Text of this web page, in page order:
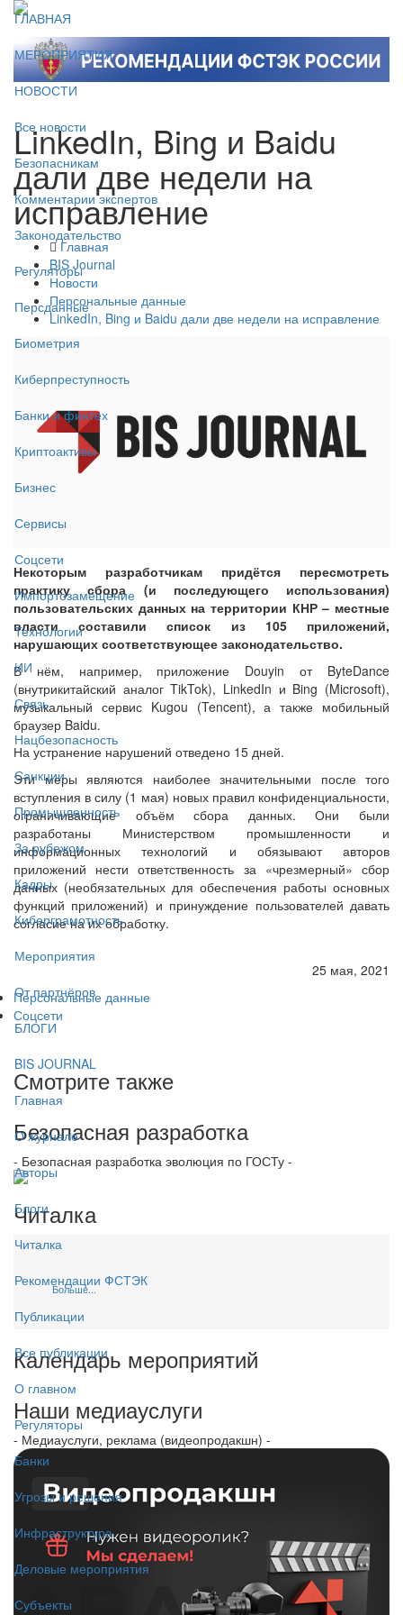
ГЛАВНАЯ
МЕРОПРИЯТИЯ
НОВОСТИ
Все новости
Безопасникам
Комментарии экспертов
Законодательство
Регуляторы
Персданные
Биометрия
Киберпреступность
Банки и финтех
Криптоактивы
Бизнес
Сервисы
Соцсети
Импортозамещение
Технологии
ИИ
Связь
Нацбезопасность
Санкции
Промышленность
За рубежом
Кадры
Киберграмотность
Мероприятия
От партнёров
БЛОГИ
BIS JOURNAL
Главная
О журнале
Авторы
Блоги
Читалка
Рекомендации ФСТЭК
Публикации
Все публикации
О главном
Регуляторы
Банки
Угрозы и решения
Инфраструктура
Деловые мероприятия
Субъекты
LinkedIn, Bing и Baidu
дали две недели на
исправление
Главная
BIS Journal
Новости
Персональные данные
LinkedIn, Bing и Baidu дали две недели на исправление
Некоторым разработчикам придётся пересмотреть
практику сбора (и последующего использования)
пользовательских данных на территории КНР – местные
власти составили список из 105 приложений,
нарушающих соответствующее законодательство.
В нём, например, приложение Douyin от ByteDance
(внутрикитайский аналог TikTok), LinkedIn и Bing (Microsoft),
музыкальный сервис Kugou (Tencent), а также мобильный
браузер Baidu.
На устранение нарушений отведено 15 дней.
Эти меры являются наиболее значительными после того
вступления в силу (1 мая) новых правил конфиденциальности,
ограничивающие объём сбора данных. Они были
разработаны Министерством промышленности и
информационных технологий и обязывают авторов
приложений нести ответственность за «чрезмерный» сбор
данных (необязательных для обеспечения работы основных
функций приложений) и принуждение пользователей давать
согласие на их обработку.
25 мая, 2021
Персональные данные
Соцсети
Смотрите также
Безопасная разработка
- Безопасная разработка эволюция по ГОСТу -
Читалка
Больше...
Календарь мероприятий
Наши медиауслуги
- Медиауслуги, реклама (видеопродакшн) -